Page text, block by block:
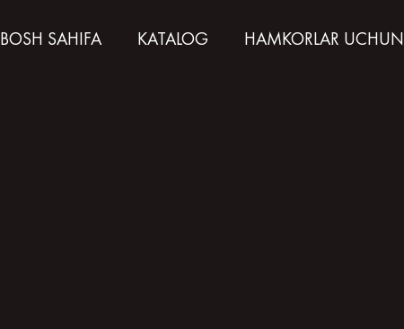
BOSH SAHIFA KATALOG HAMKORLAR UCHUN